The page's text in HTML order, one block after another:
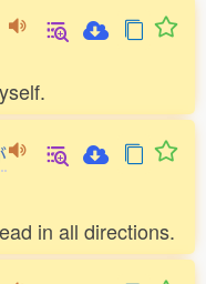
in all directions.